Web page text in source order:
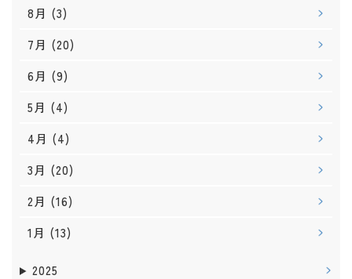
8月 (3)
7月 (20)
6月 (9)
5月 (4)
4月 (4)
3月 (20)
2月 (16)
1月 (13)
2025